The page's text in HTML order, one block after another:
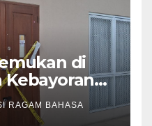
di
Kebayoran
hingga
RAGAM BAHASA